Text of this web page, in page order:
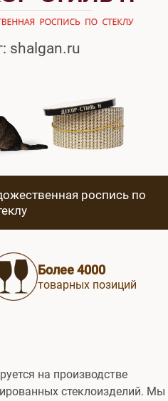
shalgan.ru
роспись по
Более 4000
товарных позиций
на производстве
стеклоизделий. Мы